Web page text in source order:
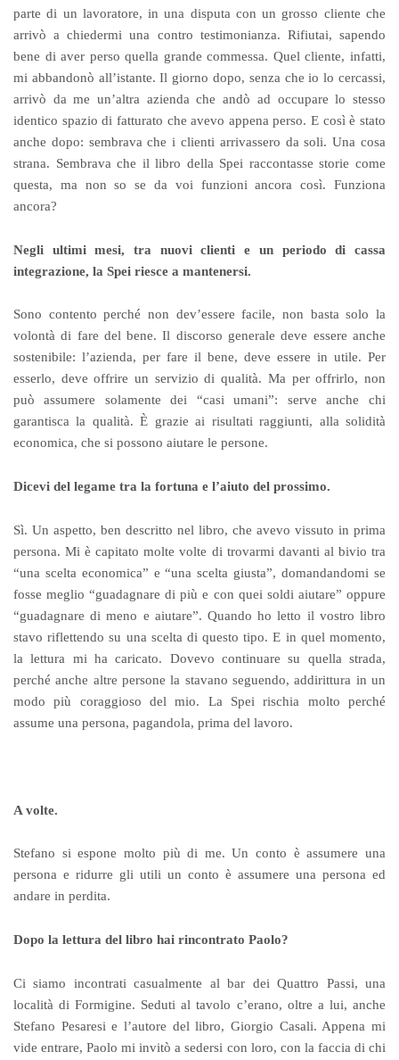
parte di un lavoratore, in una disputa con un grosso cliente che
arrivò a chiedermi una contro testimonianza. Rifiutai, sapendo
bene di aver perso quella grande commessa. Quel cliente, infatti,
mi abbandonò all’istante. Il giorno dopo, senza che io lo cercassi,
arrivò da me un’altra azienda che andò ad occupare lo stesso
identico spazio di fatturato che avevo appena perso. E così è stato
anche dopo: sembrava che i clienti arrivassero da soli. Una cosa
strana. Sembrava che il libro della Spei raccontasse storie come
questa, ma non so se da voi funzioni ancora così. Funziona
ancora?
Negli ultimi mesi, tra nuovi clienti e un periodo di cassa
integrazione, la Spei riesce a mantenersi.
Sono contento perché non dev’essere facile, non basta solo la
volontà di fare del bene. Il discorso generale deve essere anche
sostenibile: l’azienda, per fare il bene, deve essere in utile. Per
esserlo, deve offrire un servizio di qualità. Ma per offrirlo, non
può assumere solamente dei “casi umani”: serve anche chi
garantisca la qualità. È grazie ai risultati raggiunti, alla solidità
economica, che si possono aiutare le persone.
Dicevi del legame tra la fortuna e l’aiuto del prossimo.
Sì. Un aspetto, ben descritto nel libro, che avevo vissuto in prima
persona. Mi è capitato molte volte di trovarmi davanti al bivio tra
“una scelta economica” e “una scelta giusta”, domandandomi se
fosse meglio “guadagnare di più e con quei soldi aiutare” oppure
“guadagnare di meno e aiutare”. Quando ho letto il vostro libro
stavo riflettendo su una scelta di questo tipo. E in quel momento,
la lettura mi ha caricato. Dovevo continuare su quella strada,
perché anche altre persone la stavano seguendo, addirittura in un
modo più coraggioso del mio. La Spei rischia molto perché
assume una persona, pagandola, prima del lavoro.
A volte.
Stefano si espone molto più di me. Un conto è assumere una
persona e ridurre gli utili un conto è assumere una persona ed
andare in perdita.
Dopo la lettura del libro hai rincontrato Paolo?
Ci siamo incontrati casualmente al bar dei Quattro Passi, una
località di Formigine. Seduti al tavolo c’erano, oltre a lui, anche
Stefano Pesaresi e l’autore del libro, Giorgio Casali. Appena mi
vide entrare, Paolo mi invitò a sedersi con loro, con la faccia di chi